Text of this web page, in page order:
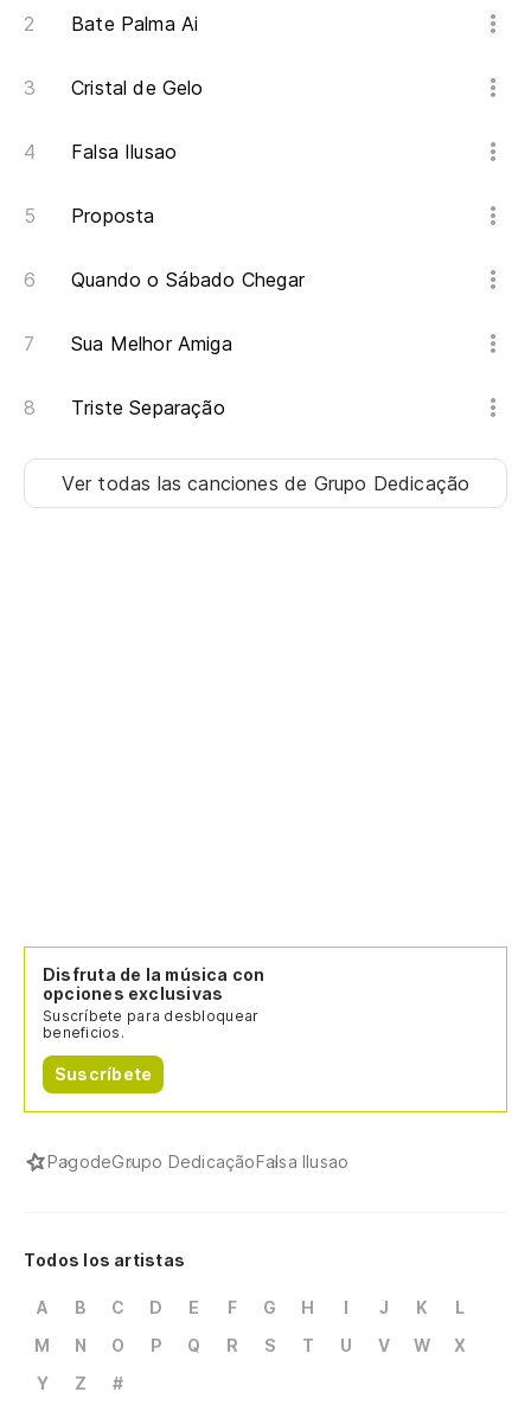
Bate Palma Ai
Cristal de Gelo
Falsa Ilusao
Proposta
Quando o Sábado Chegar
Sua Melhor Amiga
Triste Separação
Ver todas las cancionesde Grupo Dedicação
Disfruta de la música con
opciones exclusivas
Suscríbete para desbloquear
beneficios.
Suscríbete
PagodeGrupo DedicaçãoFalsa Ilusao
Todos los artistas
A B C D E F G H I J K
L
M
N O P Q R S T U V W
X
Y
Z #